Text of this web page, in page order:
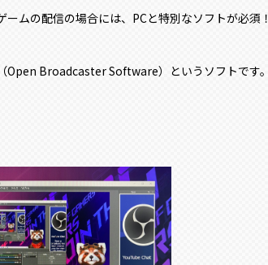
ームの配信の場合には、PCと特別なソフトが必須！
Open Broadcaster Software）というソフトです。